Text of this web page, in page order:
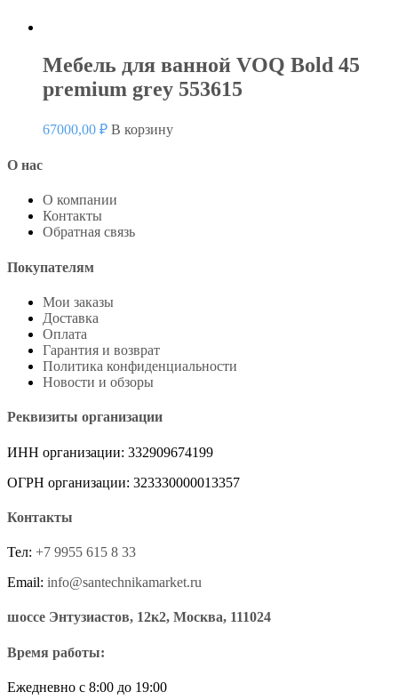
Мебель для ванной VOQ Bold 45
premium grey 553615
67000,00 ₽ В корзину
О нас
О компании
Контакты
Обратная связь
Покупателям
Мои заказы
Доставка
Оплата
Гарантия и возврат
Политика конфиденциальности
Новости и обзоры
Реквизиты организации
ИНН организации: 332909674199
ОГРН организации: 323330000013357
Контакты
Тел: +7 9955 615 8 33
Email: info@santechnikamarket.ru
шоссе Энтузиастов, 12к2, Москва, 111024
Время работы:
Ежедневно с 8:00 до 19:00